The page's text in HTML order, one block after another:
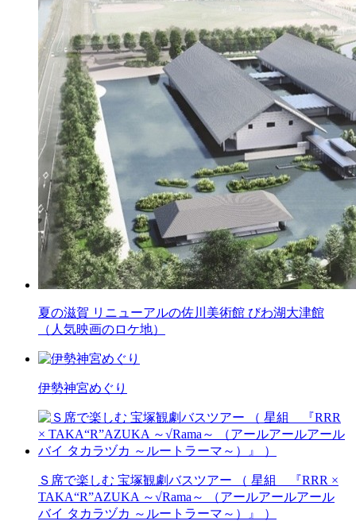
夏の滋賀 リニューアルの佐川美術館 びわ湖大津館
（人気映画のロケ地）
伊勢神宮めぐり
Ｓ席で楽しむ 宝塚観劇バスツアー （ 星組 『RRR ×
TAKA“R”AZUKA ～√Rama～ （アールアールアール
バイ タカラヅカ ～ルートラーマ～）』 ）